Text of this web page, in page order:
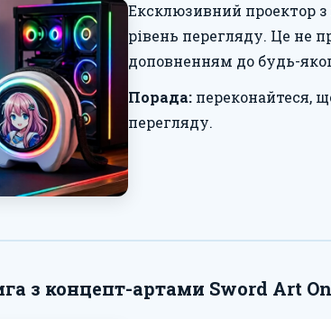
Ексклюзивний проектор
рівень перегляду. Це не
доповненням до будь-
Порада: переконайтеся,
перегляду.
з концепт-артами Sword Art